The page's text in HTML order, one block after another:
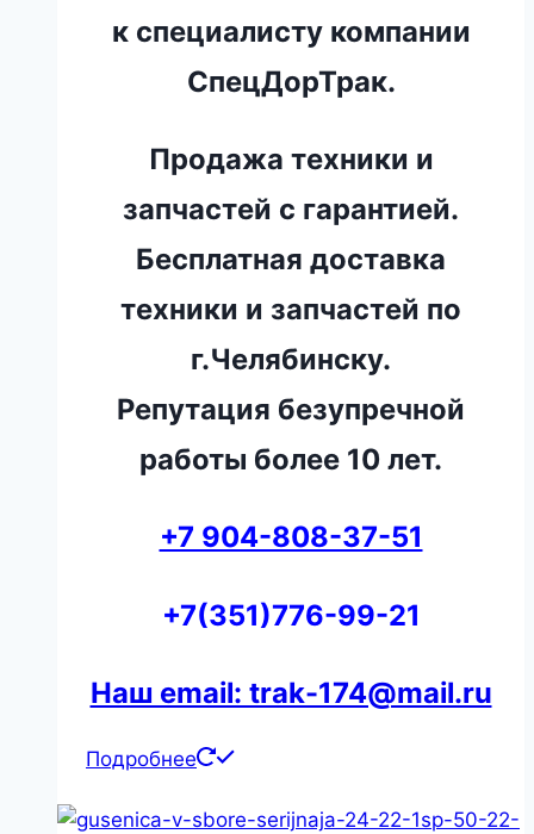
к специалисту компании
СпецДорТрак.
Продажа техники и
запчастей с гарантией.
Бесплатная доставка
техники и запчастей по
г.Челябинску.
Репутация безупречной
работы более 10 лет.
+7 904-808-37-51
+7(351)776-99-21
Наш email: trak-174@mail.ru
Подробнее